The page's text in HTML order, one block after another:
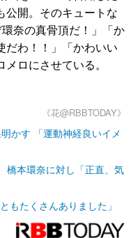
公開。そのキュートな
奈の真骨頂だ！」「か
だわ！！」「かわいい
ロにさせている。
《花@RBBTODAY》
かす 「運動神経良いイメ
橋本環奈に対し「正直、気
もたくさんありました」